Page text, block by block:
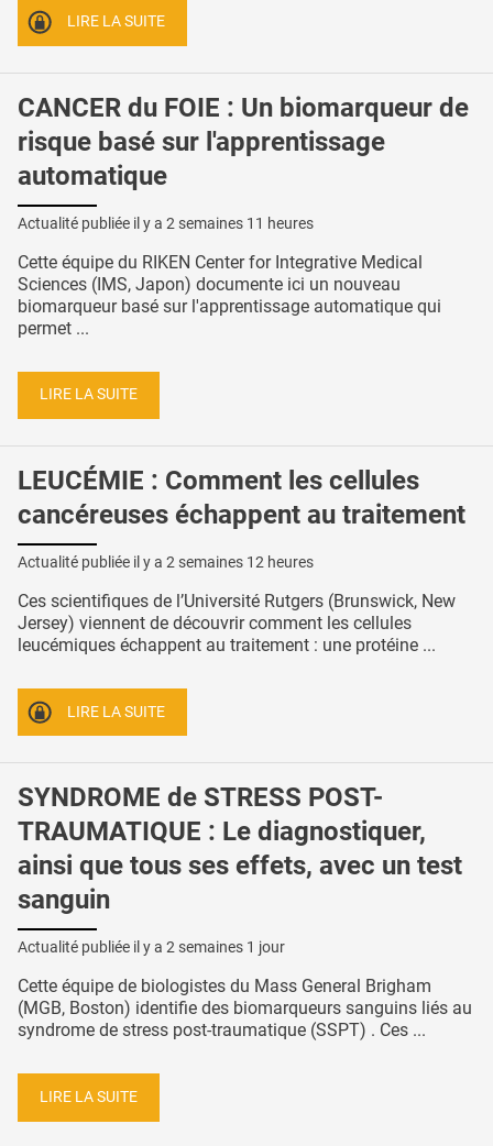
LIRE LA SUITE
CANCER du FOIE : Un biomarqueur de
risque basé sur l'apprentissage
automatique
Actualité publiée il y a 2 semaines 11 heures
Cette équipe du RIKEN Center for Integrative Medical
Sciences (IMS, Japon) documente ici un nouveau
biomarqueur basé sur l'apprentissage automatique qui
permet ...
LIRE LA SUITE
LEUCÉMIE : Comment les cellules
cancéreuses échappent au traitement
Actualité publiée il y a 2 semaines 12 heures
Ces scientifiques de l’Université Rutgers (Brunswick, New
Jersey) viennent de découvrir comment les cellules
leucémiques échappent au traitement : une protéine ...
LIRE LA SUITE
SYNDROME de STRESS POST-
TRAUMATIQUE : Le diagnostiquer,
ainsi que tous ses effets, avec un test
sanguin
Actualité publiée il y a 2 semaines 1 jour
Cette équipe de biologistes du Mass General Brigham
(MGB, Boston) identifie des biomarqueurs sanguins liés au
syndrome de stress post-traumatique (SSPT) . Ces ...
LIRE LA SUITE